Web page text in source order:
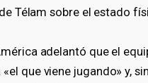
Télam sobre el estado
adelantó que el
que viene jugando» y,